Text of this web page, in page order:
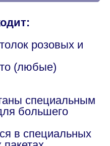
розовых и
(любые)
специальным
большего
в специальных